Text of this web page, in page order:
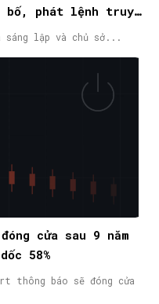
bố, phát lệnh truy
sáng lập và chủ sở...
cửa sau 9 năm
58%
thông báo sẽ đóng cửa